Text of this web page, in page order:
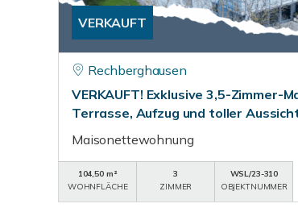
VERKAUFT
Rechberghausen
VERKAUFT! Exklusive 3,5-Zimmer-
Terrasse, Aufzug und toller
Maisonettewohnung
104,50 m²
WOHNFLÄCHE
3
ZIMMER
WSL/23-310
OBJEKTNUMMER